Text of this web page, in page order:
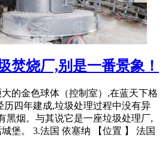
焚烧厂,别是一番景象！
的金色球体（控制室）,在蓝天下格
历四年建成,垃圾处理过程中没有异
黑烟。与其说它是一座垃圾处理厂,
堡。 3.法国 依塞纳 【位置 】 法国